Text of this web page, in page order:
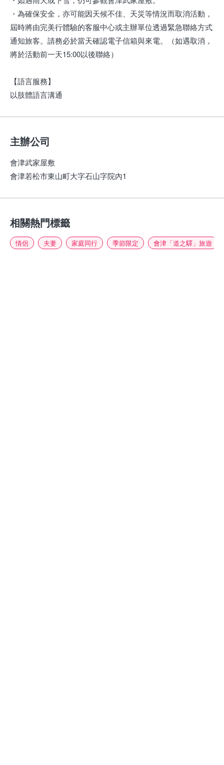
・為確保安全，亦可能因天候不佳、天災等情況而取消活動，
屆時將由完美行體驗的客服中心或主辦單位透過緊急聯絡方式
通知旅客。請務必於當天確認電子信箱與來電。（如遇取消，
將於活動前一天15:00以後聯絡）
【語言服務】
以肢體語言溝通
主辦公司
會津武家屋敷
會津若松市東山町大字石山字院內1
相關熱門標籤
情侶 夫妻 家庭同行 季節限定 會津「道之驛」旅遊